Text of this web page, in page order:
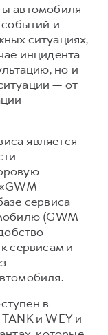
автомобиля
и
ситуациях,
инцидента
но и
— от
является
сервиса
(GWM
сервисам и
в
и WEY и